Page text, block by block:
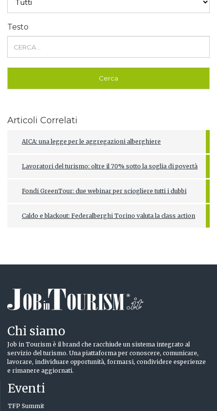
Testo
Articoli Correlati
AICA: una legge per le aggregazioni alberghiere
Lavoratori del turismo: oltre il 70% sotto la soglia di povertà
Fondi GreenTour: due webinar per sciogliere tutti i dubbi
Caldo e blackout: Federalberghi Torino valuta la class action
Chi siamo
Job in Tourism è il brand che racchiude un sistema integrato al
servizio del turismo. Una piattaforma per conoscere, comunicare,
lavorare, individuare opportunità, formarsi, condividere esperienze
e rimanere aggiornati.
Eventi
TFP Summit